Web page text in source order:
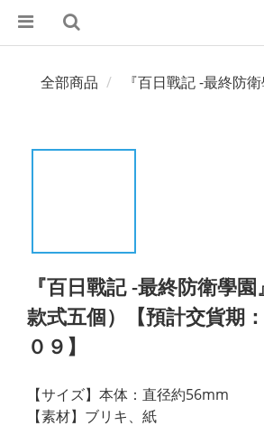
全部商品 『百日戰記 -最終防衛
『百日戰記 -最終防衛學
款式五個）【預計交貨期
０９】
【サイズ】本体：直径約56mm
【素材】ブリキ、紙